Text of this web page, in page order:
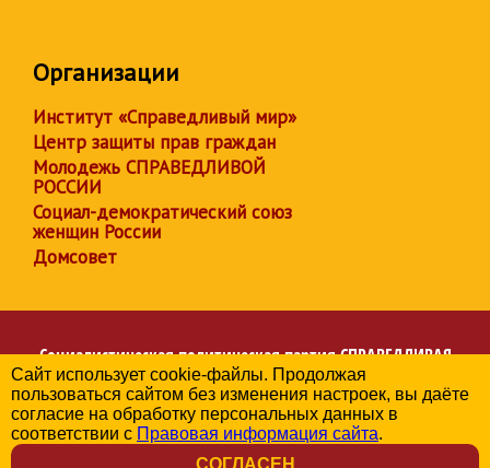
Организации
Институт «Справедливый мир»
Центр защиты прав граждан
Молодежь СПРАВЕДЛИВОЙ
РОССИИ
Социал-демократический союз
женщин России
Домсовет
Социалистическая политическая партияСПРАВЕДЛИВАЯ
РОССИЯ
Региональное отделение партии в Свердловской области
© 2006-2026
Политика в отношении обработки персональных данных
Сайт использует cookie-файлы. Продолжая
пользоваться сайтом без изменения настроек, вы даёте
согласие на обработку персональных данных в
соответствии с Правовая информация сайта.
СОГЛАСЕН